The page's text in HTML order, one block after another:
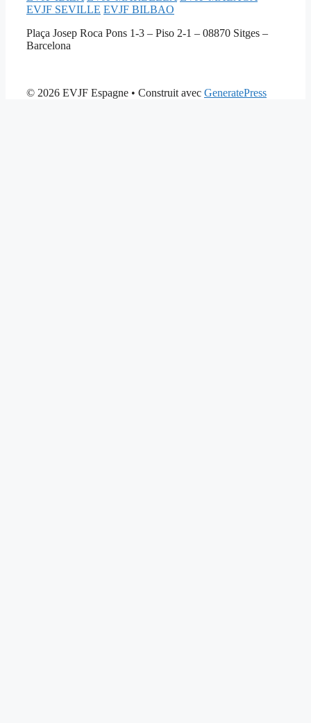
EVJF SEVILLE EVJF BILBAO
Plaça Josep Roca Pons 1-3 – Piso 2-1 – 08870 Sitges –
Barcelona
© 2026 EVJF Espagne • Construit avec GeneratePress